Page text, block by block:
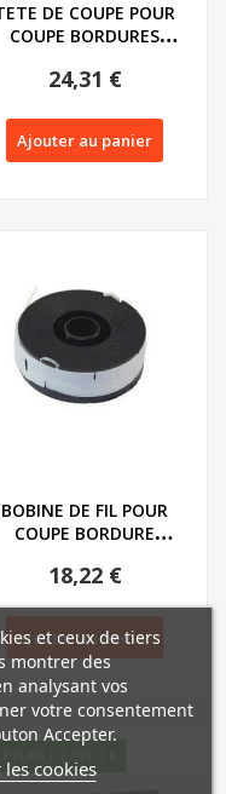
DE COUPE POUR
COUPE BORDURES
24,31 €
Ajouter au panier
BOBINE DE FIL POUR
COUPE BORDURE
18,22 €
Ajouter au panier
et ceux de tiers
montrer des
analysant vos
votre consentement
Accepter.
cookies